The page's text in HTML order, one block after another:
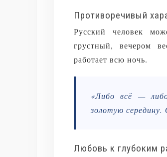
Противоречивый
Русский человек
грустный, вечером
работает всю ночь.
«Либо всё —
золотую
Любовь к глубоким